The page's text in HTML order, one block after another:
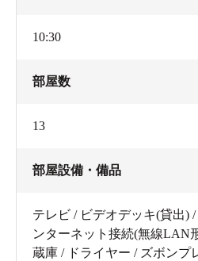
10:30
部屋数
13
部屋設備・備品
テレビ / ビデオデッキ(貸出)
ンターネット接続(無線LAN
蔵庫 / ドライヤー / ズボンプ